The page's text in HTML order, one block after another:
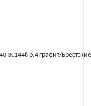
3C1448 р.4 графит/